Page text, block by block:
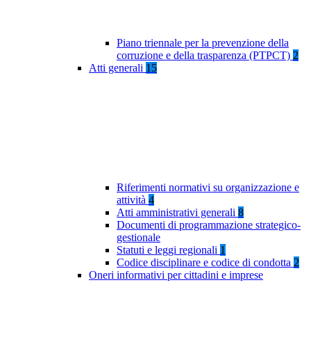
Piano triennale per la prevenzione della
corruzione e della trasparenza (PTPCT) 2
Atti generali 15
Riferimenti normativi su organizzazione e
attività 4
Atti amministrativi generali 8
Documenti di programmazione strategico-
gestionale
Statuti e leggi regionali 1
Codice disciplinare e codice di condotta 2
Oneri informativi per cittadini e imprese